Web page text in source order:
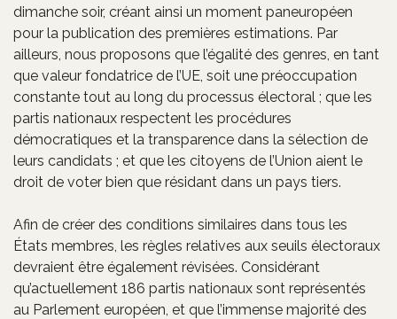
dimanche soir, créant ainsi un moment paneuropéen
pour la publication des premières estimations. Par
ailleurs, nous proposons que l’égalité des genres, en tant
que valeur fondatrice de l’UE, soit une préoccupation
constante tout au long du processus électoral ; que les
partis nationaux respectent les procédures
démocratiques et la transparence dans la sélection de
leurs candidats ; et que les citoyens de l’Union aient le
droit de voter bien que résidant dans un pays tiers.
Afin de créer des conditions similaires dans tous les
États membres, les règles relatives aux seuils électoraux
devraient être également révisées. Considérant
qu’actuellement 186 partis nationaux sont représentés
au Parlement européen, et que l’immense majorité des